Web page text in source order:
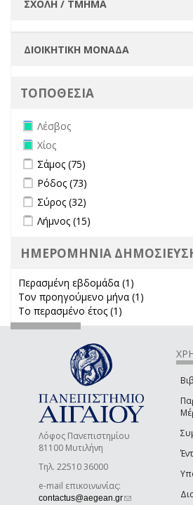
ΤΟΠΟΘΕΣΙΑ
Remove Λέσβος filter
Λέσβος
Remove Χίος filter
Χίος
Apply Σάμος filter
Σάμος (75)
Apply Ρόδος filter
Ρόδος (73)
Apply Σύρος filter
Σύρος (32)
Apply Λήμνος filter
Λήμνος (15)
ΗΜΕΡΟΜΗΝΙΑ
Περασμένη εβδομάδα (1)
Τον προηγούμενο μήνα (1)
Το περασμένο έτος (1)
Λόφος Πανεπιστημίου
81100 Μυτιλήνη
Τηλ. 22510 36000
e-mail επικοινωνίας:
contactus@aegean.gr(link sends e-mail)